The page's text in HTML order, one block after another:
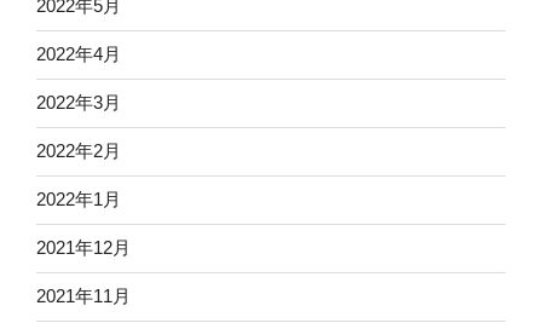
2022年5月
2022年4月
2022年3月
2022年2月
2022年1月
2021年12月
2021年11月